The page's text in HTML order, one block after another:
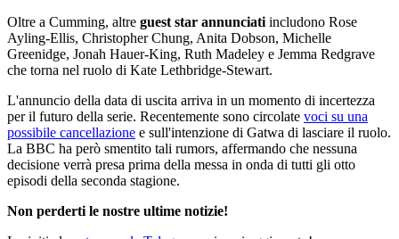
Oltre a Cumming, altre guest star annunciati includono Rose
Ayling-Ellis, Christopher Chung, Anita Dobson, Michelle
Greenidge, Jonah Hauer-King, Ruth Madeley e Jemma Redgrave
che torna nel ruolo di Kate Lethbridge-Stewart.
L'annuncio della data di uscita arriva in un momento di incertezza
per il futuro della serie. Recentemente sono circolate voci su una
possibile cancellazione e sull'intenzione di Gatwa di lasciare il ruolo.
La BBC ha però smentito tali rumors, affermando che nessuna
decisione verrà presa prima della messa in onda di tutti gli otto
episodi della seconda stagione.
Non perderti le nostre ultime notizie!